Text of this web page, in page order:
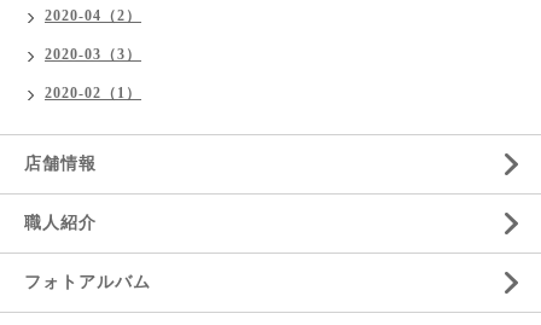
2020-04（2）
2020-03（3）
2020-02（1）
店舗情報
職人紹介
フォトアルバム